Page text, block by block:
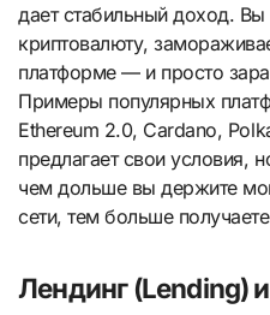
дает стабильный доход.
криптовалюту,
платформе — и просто
Примеры популярных
Ethereum 2.0, Cardano,
предлагает свои
чем дольше вы держите
сети, тем больше
Лендинг (Lending)